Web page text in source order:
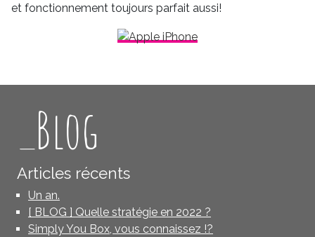
_Blog
Articles récents
Un an.
[ BLOG ] Quelle stratégie en 2022 ?
Simply You Box, vous connaissez !?
et fonctionnement toujours parfait aussi!